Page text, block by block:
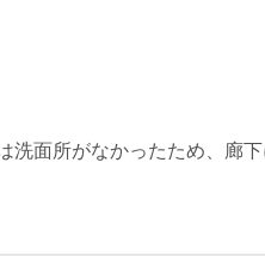
洗面所がなかったため、廊